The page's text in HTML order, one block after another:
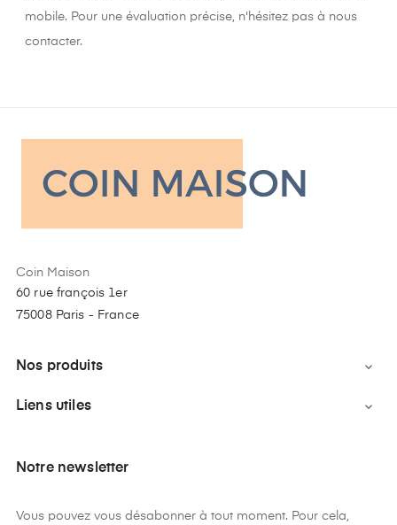
mobile. Pour une évaluation précise, n'hésitez pas à nous
contacter.
Coin Maison
60 rue françois 1er
75008 Paris - France
Nos produits 
Liens utiles 
Notre newsletter
Vous pouvez vous désabonner à tout moment. Pour cela,